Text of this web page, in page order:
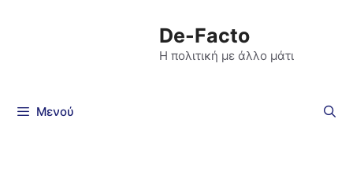
De-Facto
Η πολιτική με άλλο μάτι
Μενού